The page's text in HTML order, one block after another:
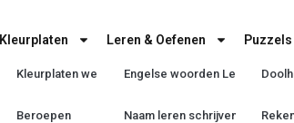
Kleurplaten
Kleurplaten wedstrijd
Beroepen
Leren & Oefenen
Engelse woorden Leren
Naam leren schrijven